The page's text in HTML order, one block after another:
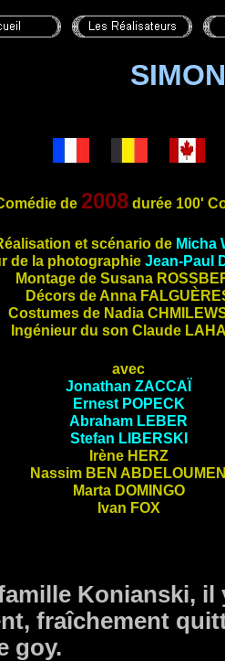
de 2008durée 100'
lisation et scénario de Micha
de la photographie Jean-Paul
Montage de Susana
Décors de Anna
Costumes de Nadia
Ingénieur du son Claude
avec
Jonathan ZACCAÏ
Ernest POPECK
Abraham LEBER
Stefan LIBERSKI
Irène HERZ
Nassim BEN
Marta DOMINGO
Ivan FOX
Konianski, il
fraîchement
goy.